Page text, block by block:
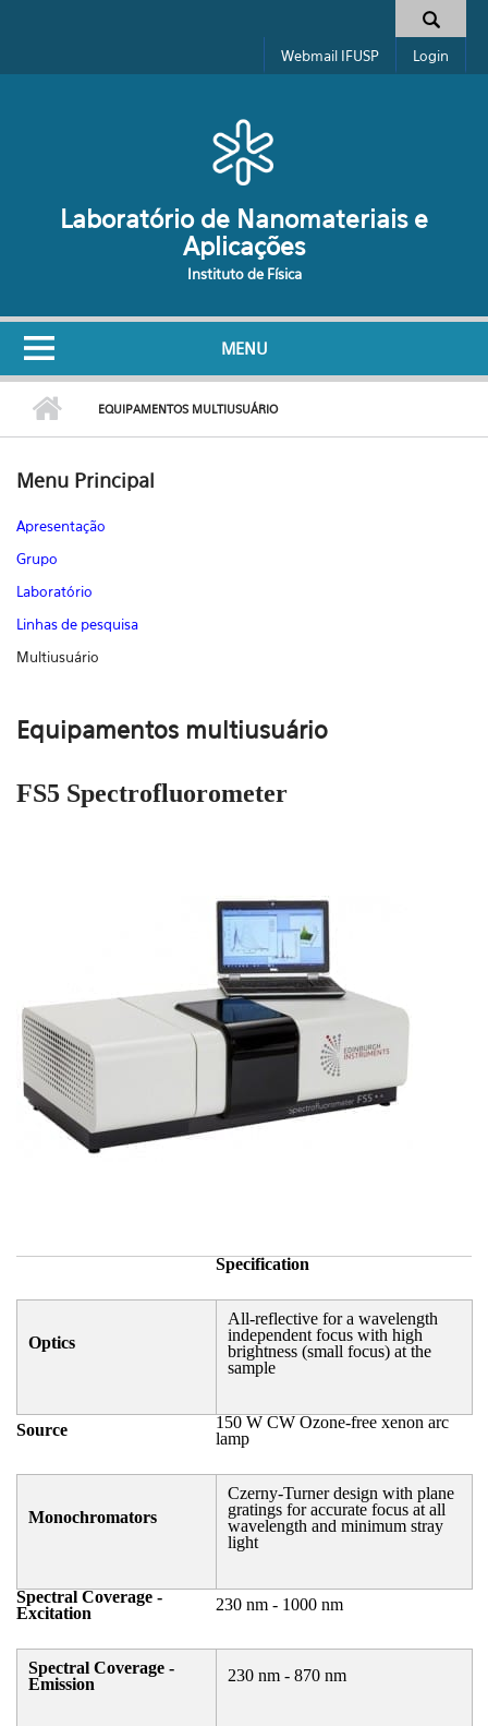
Formulário de busca
Webmail IFUSP Login
Laboratório de Nanomateriais e
Aplicações
Instituto de Física
MENU
EQUIPAMENTOS MULTIUSUÁRIO
Menu Principal
Apresentação
Grupo
Laboratório
Linhas de pesquisa
Multiusuário
Equipamentos multiusuário
FS5 Spectrofluorometer
Specification
Optics
All-reflective for a wavelength
independent focus with high
brightness (small focus) at the
sample
Source
150 W CW Ozone-free xenon arc
lamp
Monochromators
Czerny-Turner design with plane
gratings for accurate focus at all
wavelength and minimum stray
light
Spectral Coverage -
Excitation
230 nm - 1000 nm
Spectral Coverage -
Emission
230 nm - 870 nm